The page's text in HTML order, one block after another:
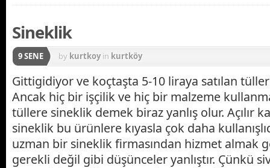
Sineklik
9 SENE by kurtkoy in kurtköy
Gittigidiyor ve koçtaşta 5-10 liraya satılan
Ancak hiç bir işçilik ve hiç bir malzeme
tüllere sineklik demek biraz yanlış olur. Açılır
sineklik bu ürünlere kıyasla çok daha
uzman bir sineklik firmasından hizmet almak
gerekli değil gibi düşünceler yanlıştır. Çünkü